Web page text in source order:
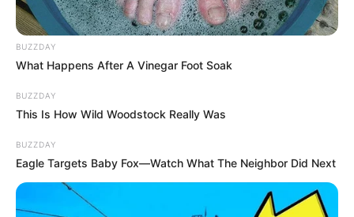
BUZZDAY
What Happens After A Vinegar Foot Soak
BUZZDAY
This Is How Wild Woodstock Really Was
BUZZDAY
Eagle Targets Baby Fox—Watch What The Neighbor Did Next